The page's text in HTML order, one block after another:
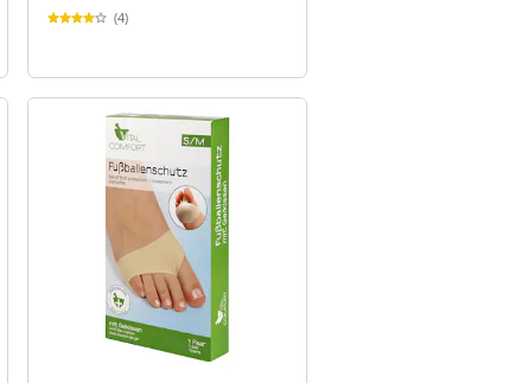
(4)